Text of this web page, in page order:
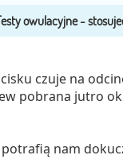
czuje na
pobrana jutro
nam